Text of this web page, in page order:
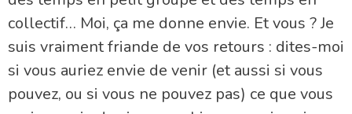
collectif… Moi, ça me donne envie. Et vous ? Je
suis vraiment friande de vos retours : dites-moi
si vous auriez envie de venir (et aussi si vous
pouvez, ou si vous ne pouvez pas) ce que vous